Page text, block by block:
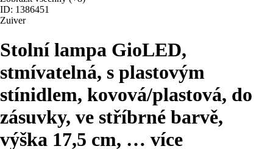
ID: 1386451
Zuiver
Stolní lampa GioLED,
stmívatelná, s plastovým
stínidlem, kovová/plastová, do
zásuvky, ve stříbrné barvě,
výška 17,5 cm, … více